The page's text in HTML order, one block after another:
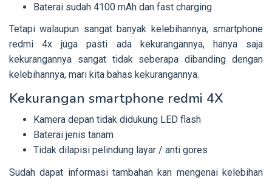
Baterai sudah 4100 mAh dan fast charging
Tetapi walaupun sangat banyak kelebihannya, smartphone
redmi 4x juga pasti ada kekurangannya, hanya saja
kekurangannya sangat tidak seberapa dibanding dengan
kelebihannya, mari kita bahas kekurangannya.
Kekurangan smartphone redmi 4X
Kamera depan tidak didukung LED flash
Baterai jenis tanam
Tidak dilapisi pelindung layar / anti gores
Sudah dapat informasi tambahan kan mengenai kelebihan